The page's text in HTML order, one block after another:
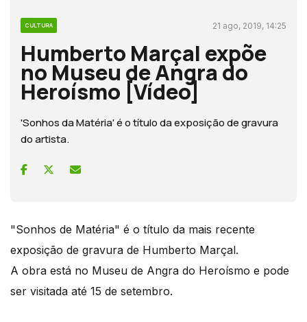
CULTURA 21 ago, 2019, 14:25
Humberto Marçal expõe
no Museu de Angra do
Heroísmo [Vídeo]
'Sonhos da Matéria' é o título da exposição de gravura
do artista.
"Sonhos de Matéria" é o título da mais recente
exposição de gravura de Humberto Marçal.
A obra está no Museu de Angra do Heroísmo e pode
ser visitada até 15 de setembro.